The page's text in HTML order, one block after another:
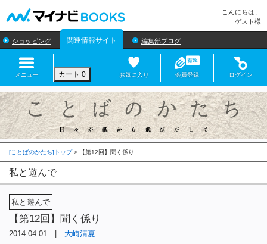
こんにちは、
ゲスト様
ショッピング 関連情報サイト 編集部ブログ
メニュー カート 0 お気に入り 会員登録 ログイン
[ことばのかたち]トップ>
私と遊んで
私と遊んで
【第12回】聞く係り
2014.04.01 | 大崎清夏